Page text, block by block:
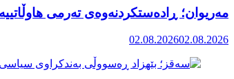
مەریوان؛ ڕادەستکردنەوەی تەرمی
02.08.202602.08.2026